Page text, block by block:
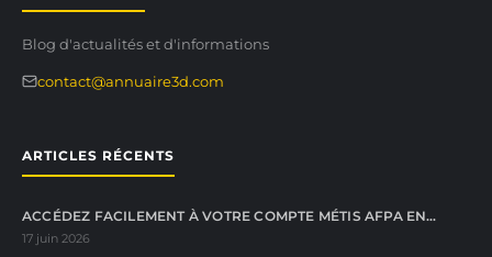
Blog d'actualités et d'informations
contact@annuaire3d.com
ARTICLES RÉCENTS
ACCÉDEZ FACILEMENT À VOTRE COMPTE MÉTIS AFPA EN…
17 juin 2026